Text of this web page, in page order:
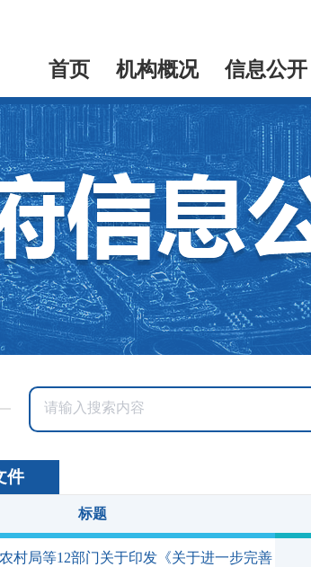
首页 机构概况 信息公开
件
标题
村局等12部门关于印发《关于进一步完善